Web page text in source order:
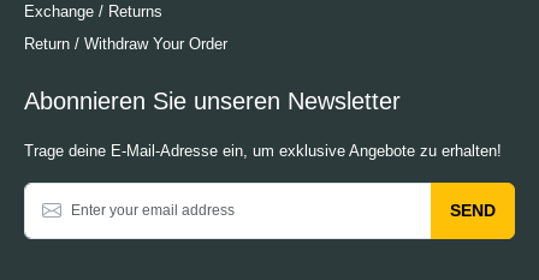
Exchange / Returns
Return / Withdraw Your Order
Abonnieren Sie unseren Newsletter
Trage deine E-Mail-Adresse ein, um exklusive Angebote zu erhalten!
SEND